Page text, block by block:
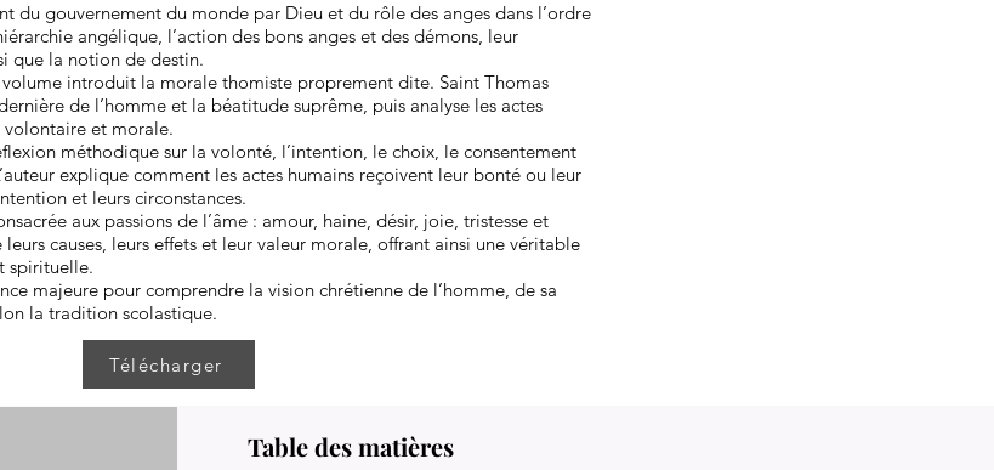
du gouvernement du monde par Dieu et du rôle des anges dans l’ordre
angélique, l’action des bons anges et des démons, leur
que la notion de destin.
introduit la morale thomiste proprement dite. Saint Thomas
de l’homme et la béatitude suprême, puis analyse les actes
volontaire et morale.
méthodique sur la volonté, l’intention, le choix, le consentement
explique comment les actes humains reçoivent leur bonté ou leur
et leurs circonstances.
aux passions de l’âme : amour, haine, désir, joie, tristesse et
causes, leurs effets et leur valeur morale, offrant ainsi une véritable
spirituelle.
majeure pour comprendre la vision chrétienne de l’homme, de sa
la tradition scolastique.
Télécharger
Table des matières